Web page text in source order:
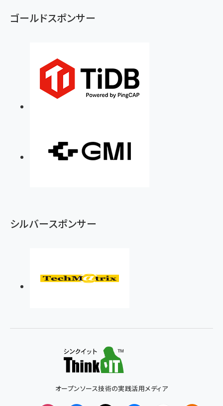
ゴールドスポンサー
シルバースポンサー
オープンソース技術の実践活用メディア